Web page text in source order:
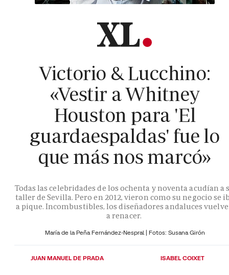
Victorio & Lucchino:
«Vestir a Whitney
Houston para 'El
guardaespaldas' fue lo
que más nos marcó»
Todas las celebridades de los ochenta y noventa acudían a
taller de Sevilla. Pero en 2012, vieron como su negocio se
a pique. Incombustibles, los diseñadores andaluces
a renacer.
María de la Peña Fernández-Nespral | Fotos: Susana Girón
JUAN MANUEL DE PRADA ISABEL COIXET